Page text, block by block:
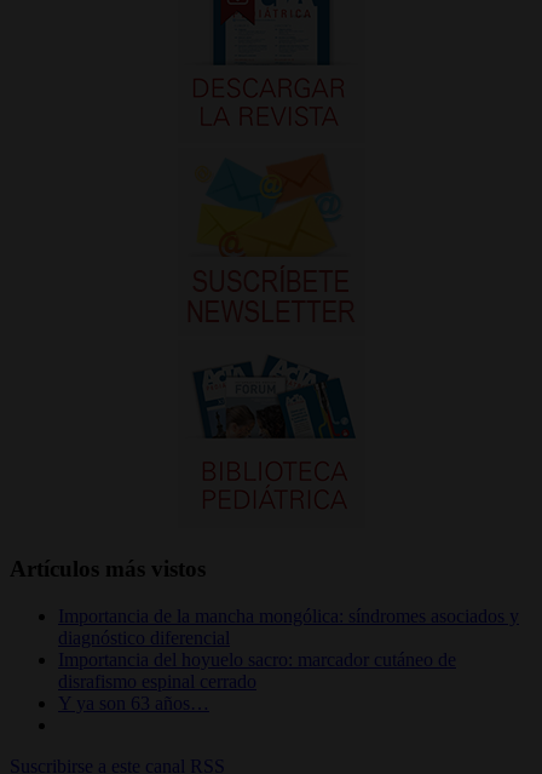
Artículos más vistos
Importancia de la mancha mongólica: síndromes asociados y
diagnóstico diferencial
Importancia del hoyuelo sacro: marcador cutáneo de
disrafismo espinal cerrado
Y ya son 63 años…
Suscribirse a este canal RSS